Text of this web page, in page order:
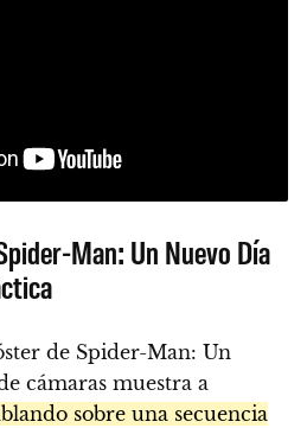
Man: Un Nuevo Día
de Spider-Man: Un
cámaras muestra a
sobre una secuencia